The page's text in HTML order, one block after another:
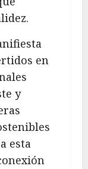
en
y
esta